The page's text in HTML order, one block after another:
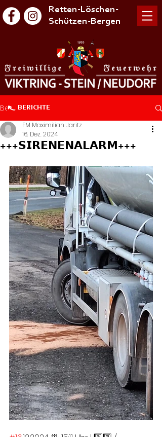
Retten-Löschen-
Schützen-Bergen
Beitrag
+++𝗦𝗜𝗥𝗘𝗡𝗘𝗡𝗔𝗟𝗔𝗥𝗠+++
FM Maximilian Jaritz
16. Dez. 2024
BERICHTE